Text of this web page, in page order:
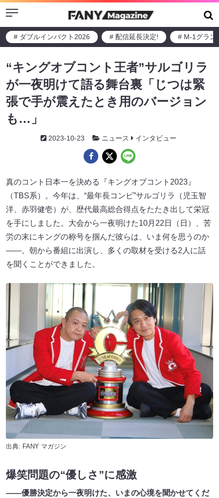
Menu
# ダブルインパクト2026 # 配信延長決定! # M-1グラン
“キングオブコント王者”サルゴリラ
が一夜明けて語る舞台裏「じつは緊
張で手が震えたとき用のバージョン
も…」
2023-10-23 ニュース インタビュー
真のコント日本一を決める『キングオブコント2023』
（TBS系）。今年は、“最年長コンビ”サルゴリラ（児玉智
洋、赤羽健壱）が、歴代最高総合得点をたたき出して栄冠
を手にしました。大会から一夜明けた10月22日（日）、苦
労の末にキングの称号を掴んだ彼らは、いま何を思うのか
――。朝から番組に出演し、多くの取材を受ける2人に話
を聞くことができました。
出典: FANY マガジン
爆笑問題の“優しさ”に感激
――優勝決定から一夜明けた、いまの心境を聞かせてくだ